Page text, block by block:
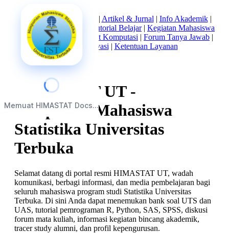
Memuat HIMASTAT Docs...
Beranda|Tentang Kami | Artikel & Jurnal | Info Akademik|
Mata Kuliah Statistika
Tutorial Belajar| Kegiatan Mahasiswa
Struktur Himpunan Alat Komputasi | Forum Tanya Jawab |
Kebijakan Privasi | Ketentuan Layanan
HIMASTAT UT -
Himpunan Mahasiswa
Statistika Universitas
Terbuka
Selamat datang di portal resmi HIMASTAT UT, wadah
komunikasi, berbagi informasi, dan media pembelajaran bagi
seluruh mahasiswa program studi Statistika Universitas
Terbuka. Di sini Anda dapat menemukan bank soal UTS dan
UAS, tutorial pemrograman R, Python, SAS, SPSS, diskusi
forum mata kuliah, informasi kegiatan bincang akademik,
tracer study alumni, dan profil kepengurusan.